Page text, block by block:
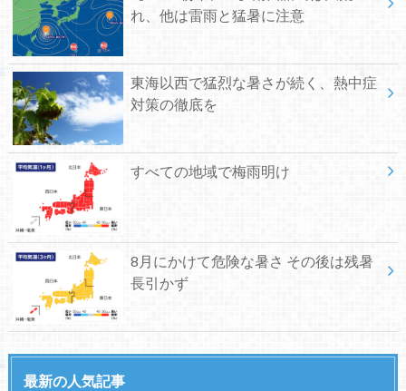
れ、他は雷雨と猛暑に注意
東海以西で猛烈な暑さが続く、熱中症
対策の徹底を
すべての地域で梅雨明け
8月にかけて危険な暑さ その後は残暑
長引かず
最新の人気記事